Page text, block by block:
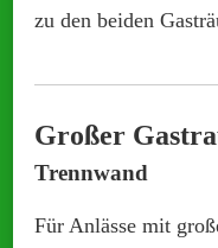
zu den beiden
Großer
Trennwand
Für Anlässe mit